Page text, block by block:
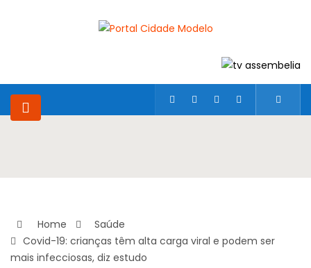
Home
Saúde
Covid-19: crianças têm alta carga viral e podem ser
mais infecciosas, diz estudo